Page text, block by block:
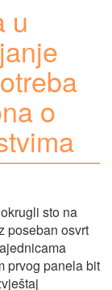
u
o
sto na
poseban osvrt
prvog panela bit